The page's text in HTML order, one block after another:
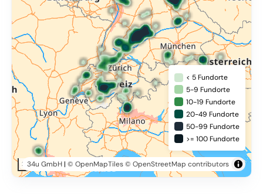
200 km
34u GmbH| © OpenMapTiles© OpenStreetMap contributors
< 5 Fundorte
5-9 Fundorte
10-19 Fundorte
20-49 Fundorte
50-99 Fundorte
>= 100 Fundorte